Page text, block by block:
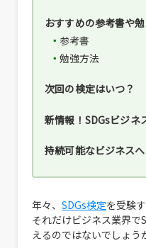
おすすめの参考書や
参考書
勉強方法
次回の検定はいつ？
新情報！SDGsビジネ
持続可能なビジネス
年々、 SDGs検定を受験
それだけビジネス業界で
えるのではないでしょう